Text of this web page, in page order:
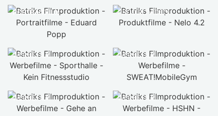
PORTRAITFILM PRODUKTVIDEO
WERBEFILM WERBEFILM
WERBEFILM WERBEFILM